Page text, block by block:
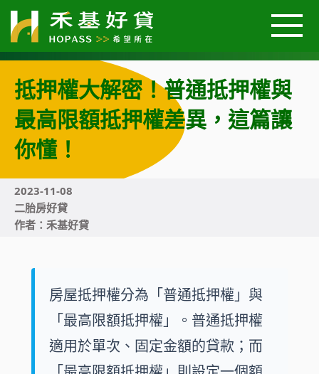
關於我們
汽車好貸
好貸案例
好貸Q&A
抵押權大解密！普通抵押權與
最高限額抵押權差異，這篇讓
你懂！
2023-11-08
二胎房好貸
作者：禾基好貸
房屋抵押權分為「普通抵押權」與
「最高限額抵押權」。普通抵押權
適用於單次、固定金額的貸款；而